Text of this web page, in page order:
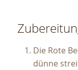
Die Rote
dünne